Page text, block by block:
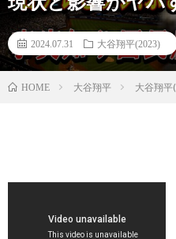
2024.07.31 大谷翔平(2023)
HOME 大谷翔平 大谷翔平